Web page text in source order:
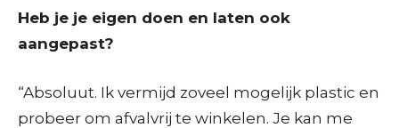
Heb je je eigen doen en laten ook
aangepast?
“Absoluut. Ik vermijd zoveel mogelijk plastic en
probeer om afvalvrij te winkelen. Je kan me